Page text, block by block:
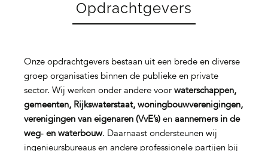
Opdrachtgevers
Onze opdrachtgevers bestaan uit een brede en diverse
groep organisaties binnen de publieke en private
sector. Wij werken onder andere voor waterschappen,
gemeenten, Rijkswaterstaat, woningbouwverenigingen,
verenigingen van eigenaren (VvE’s)en aannemers in de
weg‑ en waterbouw. Daarnaast ondersteunen wij
ingenieursbureaus en andere professionele partijen bij